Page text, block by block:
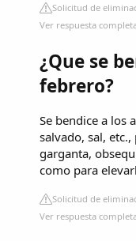
Solicitud de
Ver respuesta
¿Que se
febrero?
Se bendice a los
salvado, sal,
garganta,
como para
Solicitud de
Ver respuesta